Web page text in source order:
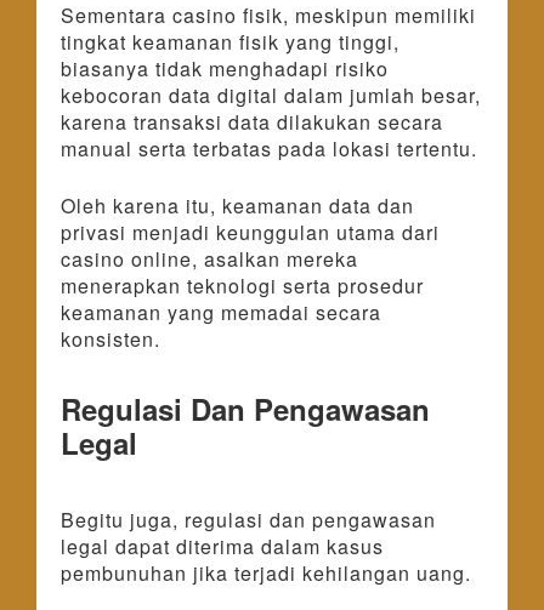
Sementara casino fisik, meskipun memiliki
tingkat keamanan fisik yang tinggi,
biasanya tidak menghadapi risiko
kebocoran data digital dalam jumlah besar,
karena transaksi data dilakukan secara
manual serta terbatas pada lokasi tertentu.
Oleh karena itu, keamanan data dan
privasi menjadi keunggulan utama dari
casino online, asalkan mereka
menerapkan teknologi serta prosedur
keamanan yang memadai secara
konsisten.
Regulasi Dan Pengawasan
Legal
Begitu juga, regulasi dan pengawasan
legal dapat diterima dalam kasus
pembunuhan jika terjadi kehilangan uang.